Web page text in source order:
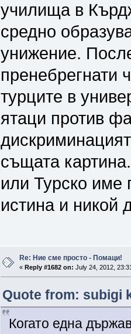
училища в
средно
унижение.
пренебрегнати
турците в
ятаци против
същата
или Турско име
истина и никой
Re: Ние сме просто - Помаци!
« Reply #1682 on: July 24, 2012,
Quote from: subigi
Когато една